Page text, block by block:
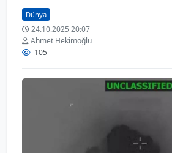
Dünya
24.10.2025 20:07
Ahmet Hekimoğlu
105